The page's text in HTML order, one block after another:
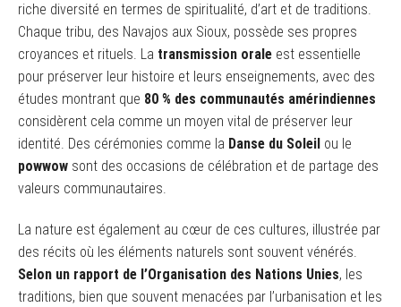
riche diversité en termes de spiritualité, d’art et de traditions.
Chaque tribu, des Navajos aux Sioux, possède ses propres
croyances et rituels. La transmission orale est essentielle
pour préserver leur histoire et leurs enseignements, avec des
études montrant que 80 % des communautés amérindiennes
considèrent cela comme un moyen vital de préserver leur
identité. Des cérémonies comme la Danse du Soleil ou le
powwow sont des occasions de célébration et de partage des
valeurs communautaires.
La nature est également au cœur de ces cultures, illustrée par
des récits où les éléments naturels sont souvent vénérés.
Selon un rapport de l’Organisation des Nations Unies, les
traditions, bien que souvent menacées par l’urbanisation et les